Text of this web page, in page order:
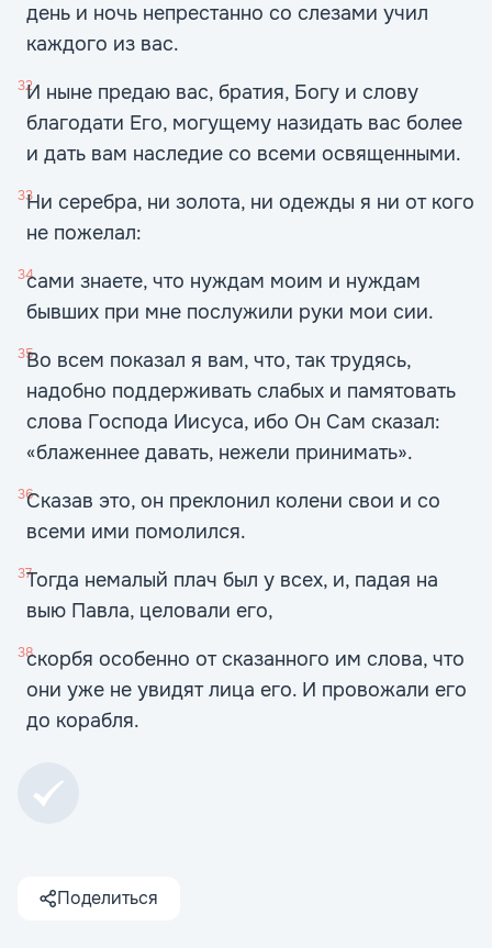
день и ночь непрестанно со слезами учил
каждого из вас.
32И ныне предаю вас, братия, Богу и слову
благодати Его, могущему назидать вас более
и дать вам наследие со всеми освященными.
33Ни серебра, ни золота, ни одежды я ни от кого
не пожелал:
34сами знаете, что нуждам моим и нуждам
бывших при мне послужили руки мои сии.
35Во всем показал я вам, что, так трудясь,
надобно поддерживать слабых и памятовать
слова Господа Иисуса, ибо Он Сам сказал:
«блаженнее давать, нежели принимать».
36Сказав это, он преклонил колени свои и со
всеми ими помолился.
37Тогда немалый плач был у всех, и, падая на
выю Павла, целовали его,
38скорбя особенно от сказанного им слова, что
они уже не увидят лица его. И провожали его
до корабля.
Поделиться